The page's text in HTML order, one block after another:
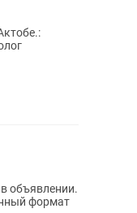
объявлении.
формат